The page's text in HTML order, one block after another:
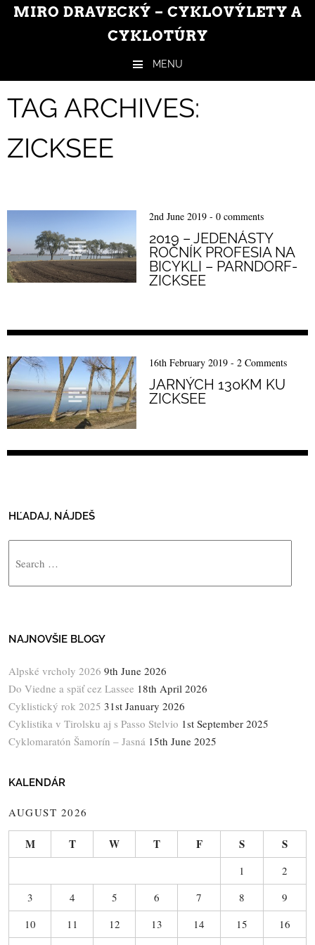
MIRO DRAVECKÝ – CYKLOVÝLETY A
CYKLOTÚRY
MENU
TAG ARCHIVES:
ZICKSEE
2nd June 2019 - 0 comments
2019 – JEDENÁSTY
ROČNÍK PROFESIA NA
BICYKLI – PARNDORF-
ZICKSEE
16th February 2019 - 2 Comments
JARNÝCH 130KM KU
ZICKSEE
HĽADAJ, NÁJDEŠ
NAJNOVŠIE BLOGY
Alpské vrcholy 2026 9th June 2026
Do Viedne a späť cez Lassee 18th April 2026
Cyklistický rok 2025 31st January 2026
Cyklistika v Tirolsku aj s Passo Stelvio 1st September 2025
Cyklomaratón Šamorín – Jasná 15th June 2025
KALENDÁR
AUGUST 2026
M T W T F S S
1
2
3
4 5 6 7 8
9
10
11 12 13 14 15
16